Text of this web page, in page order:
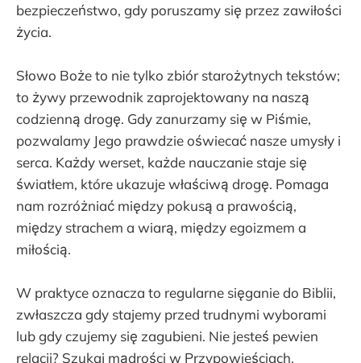
bezpieczeństwo, gdy poruszamy się przez zawiłości
życia.
Słowo Boże to nie tylko zbiór starożytnych tekstów;
to żywy przewodnik zaprojektowany na naszą
codzienną drogę. Gdy zanurzamy się w Piśmie,
pozwalamy Jego prawdzie oświecać nasze umysły i
serca. Każdy werset, każde nauczanie staje się
światłem, które ukazuje właściwą drogę. Pomaga
nam rozróżniać między pokusą a prawością,
między strachem a wiarą, między egoizmem a
miłością.
W praktyce oznacza to regularne sięganie do Biblii,
zwłaszcza gdy stajemy przed trudnymi wyborami
lub gdy czujemy się zagubieni. Nie jesteś pewien
relacji? Szukaj mądrości w Przypowieściach.